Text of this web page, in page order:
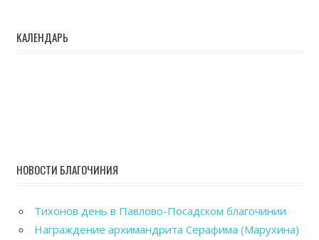
КАЛЕНДАРЬ
НОВОСТИ БЛАГОЧИНИЯ
Тихонов день в Павлово-Посадском благочинии
Награждение архимандрита Серафима (Марухина)